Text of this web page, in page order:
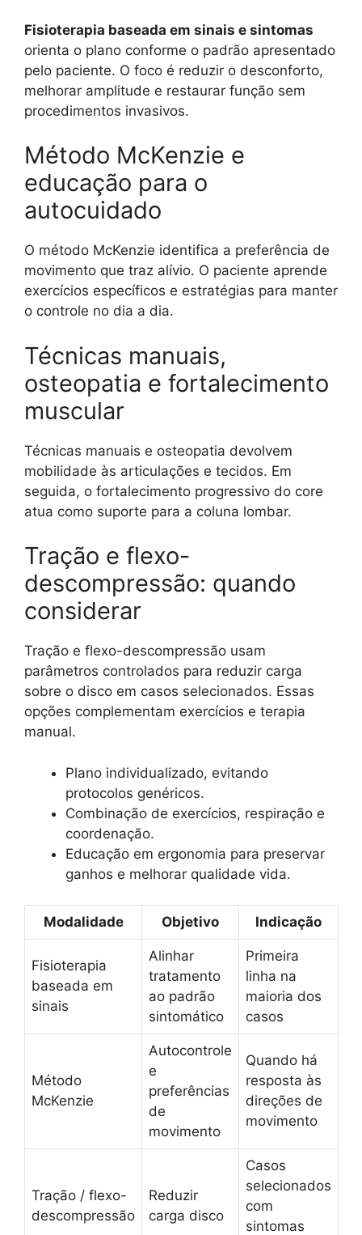
Fisioterapia baseada em sinais e sintomas
orienta o plano conforme o padrão apresentado
pelo paciente. O foco é reduzir o desconforto,
melhorar amplitude e restaurar função sem
procedimentos invasivos.
Método McKenzie e
educação para o
autocuidado
O método McKenzie identifica a preferência de
movimento que traz alívio. O paciente aprende
exercícios específicos e estratégias para manter
o controle no dia a dia.
Técnicas manuais,
osteopatia e fortalecimento
muscular
Técnicas manuais e osteopatia devolvem
mobilidade às articulações e tecidos. Em
seguida, o fortalecimento progressivo do core
atua como suporte para a coluna lombar.
Tração e flexo-
descompressão: quando
considerar
Tração e flexo-descompressão usam
parâmetros controlados para reduzir carga
sobre o disco em casos selecionados. Essas
opções complementam exercícios e terapia
manual.
Plano individualizado, evitando
protocolos genéricos.
Combinação de exercícios, respiração e
coordenação.
Educação em ergonomia para preservar
ganhos e melhorar qualidade vida.
Modalidade Objetivo Indicação
Fisioterapia
baseada em
sinais
Alinhar
tratamento
ao padrão
sintomático
Primeira
linha na
maioria dos
casos
Método
McKenzie
Autocontrole
e
preferências
de
movimento
Quando há
resposta às
direções de
movimento
Tração / flexo-
descompressão
Reduzir
carga disco
Casos
selecionados
com
sintomas